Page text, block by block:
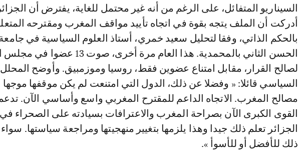
السيناريو المتفائل، على الرغم من أنه غير محتمل للغاية، يفترض أن
أدركت أن الملف يتجه بقوة في اتجاه تأييد مواقف المغرب ومقترحه
بالحكم الذاتي، وفقا لتحليل سعيد خمري، أستاذ العلوم السياسية في
الحسن الثاني بالمحمدية. هذا العام مرة أخرى، صوت 13
لصالح القرار، مقابل امتناع عضوين فقط، روسيا وموزمبيق. وأوضح المحلل
السياسي قائلا: « وفضلا عن ذلك، الدول التي امتنعت لم يكن موقفها
مصالح المغرب. الاتجاه الداعم للمقترح المغربي واسع وأساسي الآن.
القوى الكبرى الآن بصراحة المغرب والاعترافات بسيادته على الصحراء في
الجزائر تعلم ذلك جيدا وهذا يلزمها بتغيير منهجيتها ومراجعة سياستها.
ذلك للأفضل أو للأسوأ ».